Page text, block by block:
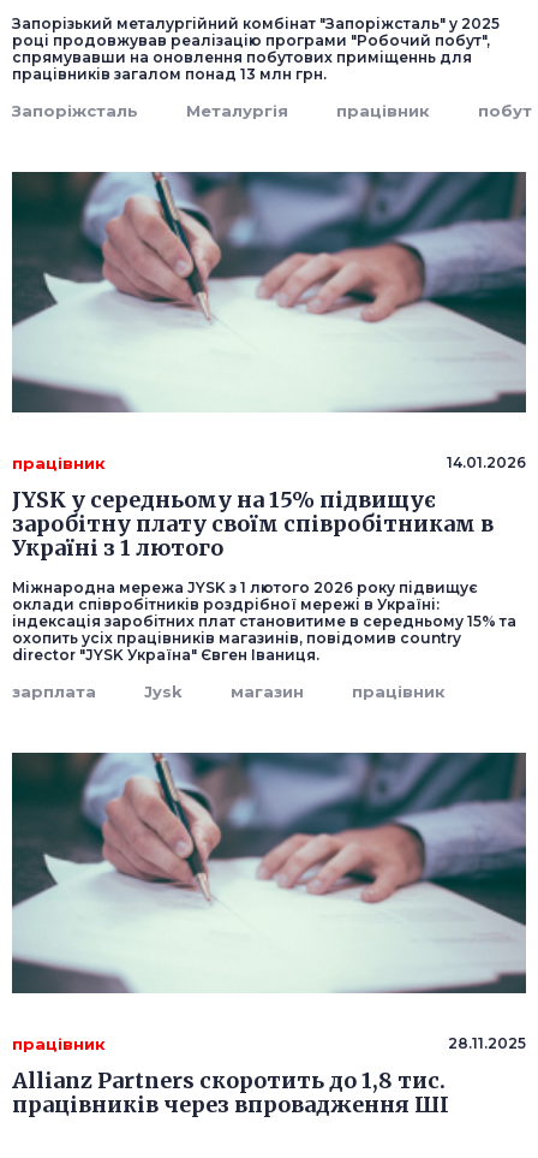
Запорізький металургійний комбінат "Запоріжсталь" у 2025
році продовжував реалізацію програми "Робочий побут",
спрямувавши на оновлення побутових приміщеннь для
працівників загалом понад 13 млн грн.
Запоріжсталь Металургія працівник побут
працівник 14.01.2026
JYSK у середньому на 15% підвищує
заробітну плату своїм співробітникам в
Україні з 1 лютого
Міжнародна мережа JYSK з 1 лютого 2026 року підвищує
оклади співробітників роздрібної мережі в Україні:
індексація заробітних плат становитиме в середньому 15% та
охопить усіх працівників магазинів, повідомив country
director "JYSK Україна" Євген Іваниця.
зарплата Jysk магазин працівник
працівник 28.11.2025
Allianz Partners скоротить до 1,8 тис.
працівників через впровадження ШІ